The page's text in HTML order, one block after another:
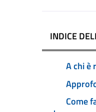
INDICE
A chi è
Come